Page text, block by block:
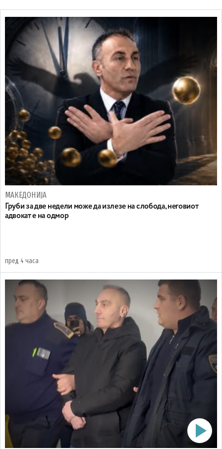
МАКЕДОНИЈА
Груби за две недели може да излезе на слобода, неговиот
адвокат е на одмор
пред 4 часа